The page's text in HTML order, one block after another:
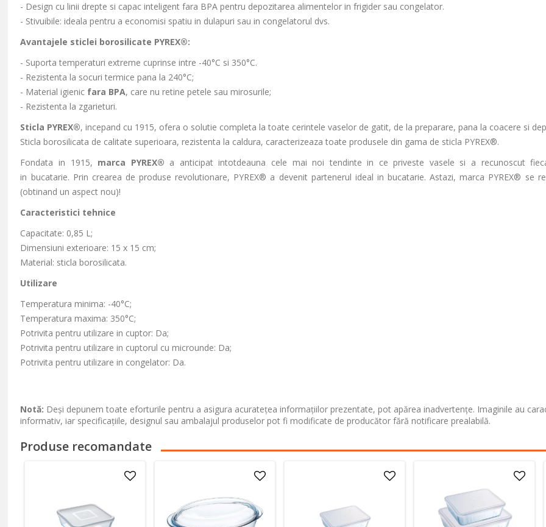
- Design cu linii drepte si capac inteligent fara BPA pentru depozitarea alimentelor in frigider sau congelator.
- Stivuibile: ideala pentru a economisi spatiu in dulapuri sau in congelatorul dvs.
Avantajele sticlei borosilicate PYREX®:
- Suporta temperaturi extreme cuprinse intre -40°C si 350°C.
- Rezistenta la socuri termice pana la 240°C;
- Material igienic fara BPA, care nu retine petele sau mirosurile;
- Rezistenta la zgarieturi.
Sticla PYREX®, incepand cu 1915, ofera o solutie completa la toate cerintele vaselor de gatit, de la preparare, pana la coacere si
Sticla borosilicata de calitate superioara, rezistenta la caldura, caracterizeaza toate produsele din gama de sticla PYREX®.
Fondata in 1915, marca PYREX® a anticipat intotdeauna cele mai noi tendinte in ce priveste vasele si a recunoscut
in bucatarie. Prin crearea de produse revolutionare, PYREX® a devenit partenerul ideal in bucatarie. Astazi, marca PYREX® se
(obtinand un aspect nou)!
Caracteristici tehnice
Capacitate: 0,85 L;
Dimensiuni exterioare: 15 x 15 cm;
Material: sticla borosilicata.
Utilizare
Temperatura minima: -40°C;
Temperatura maxima: 350°C;
Potrivita pentru utilizare in cuptor: Da;
Potrivita pentru utilizare in cuptorul cu microunde: Da;
Potrivita pentru utilizare in congelator: Da.
Notă: Deși depunem toate eforturile pentru a asigura acuratețea informațiilor prezentate, pot apărea inadvertențe. Imaginile au
informativ, iar specificațiile, designul sau ambalajul produselor pot fi modificate de producător fără notificare prealabilă.
Produse recomandate